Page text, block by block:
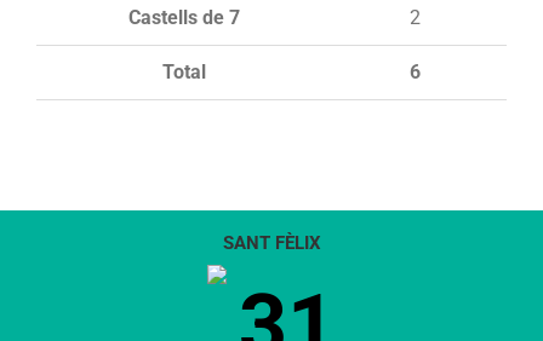
Total 6
Castells de 7 2
SANT FÈLIX